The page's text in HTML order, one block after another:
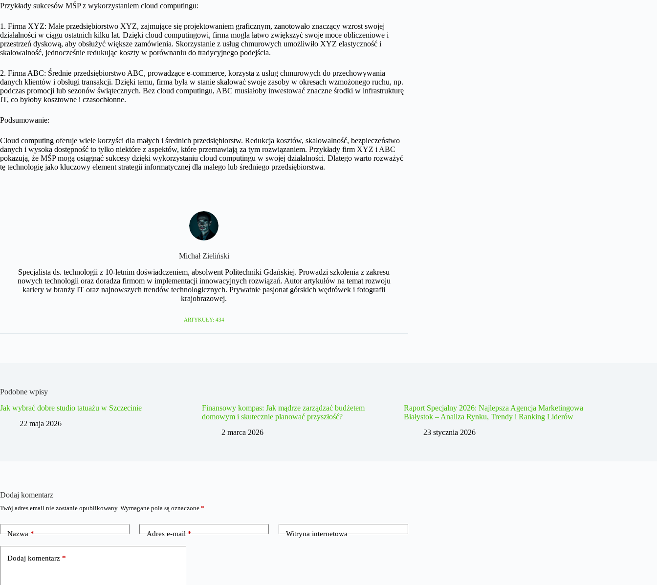
Przykłady sukcesów MŚP z wykorzystaniem cloud computingu:
1. Firma XYZ: Małe przedsiębiorstwo XYZ, zajmujące się projektowaniem graficznym, zanotowało znaczący wzrost swojej
działalności w ciągu ostatnich kilku lat. Dzięki cloud computingowi, firma mogła łatwo zwiększyć swoje moce obliczeniowe i
przestrzeń dyskową, aby obsłużyć większe zamówienia. Skorzystanie z usług chmurowych umożliwiło XYZ elastyczność i
skalowalność, jednocześnie redukując koszty w porównaniu do tradycyjnego podejścia.
2. Firma ABC: Średnie przedsiębiorstwo ABC, prowadzące e-commerce, korzysta z usług chmurowych do przechowywania
danych klientów i obsługi transakcji. Dzięki temu, firma była w stanie skalować swoje zasoby w okresach wzmożonego ruchu, np.
podczas promocji lub sezonów świątecznych. Bez cloud computingu, ABC musiałoby inwestować znaczne środki w infrastrukturę
IT, co byłoby kosztowne i czasochłonne.
Podsumowanie:
Cloud computing oferuje wiele korzyści dla małych i średnich przedsiębiorstw. Redukcja kosztów, skalowalność, bezpieczeństwo
danych i wysoka dostępność to tylko niektóre z aspektów, które przemawiają za tym rozwiązaniem. Przykłady firm XYZ i ABC
pokazują, że MŚP mogą osiągnąć sukcesy dzięki wykorzystaniu cloud computingu w swojej działalności. Dlatego warto rozważyć
tę technologię jako kluczowy element strategii informatycznej dla małego lub średniego przedsiębiorstwa.
Michał Zieliński
Specjalista ds. technologii z 10-letnim doświadczeniem, absolwent Politechniki Gdańskiej. Prowadzi szkolenia z zakresu
nowych technologii oraz doradza firmom w implementacji innowacyjnych rozwiązań. Autor artykułów na temat rozwoju
kariery w branży IT oraz najnowszych trendów technologicznych. Prywatnie pasjonat górskich wędrówek i fotografii
krajobrazowej.
ARTYKUŁY: 434
Podobne wpisy
Jak wybrać dobre studio tatuażu w Szczecinie
22 maja 2026
Finansowy kompas: Jak mądrze zarządzać budżetem
domowym i skutecznie planować przyszłość?
2 marca 2026
Raport Specjalny 2026: Najlepsza Agencja Marketingowa
Białystok – Analiza Rynku, Trendy i Ranking Liderów
23 stycznia 2026
Dodaj komentarz
Twój adres email nie zostanie opublikowany. Wymagane pola są oznaczone *
Nazwa* Adres e-mail* Witryna internetowa
Dodaj komentarz *